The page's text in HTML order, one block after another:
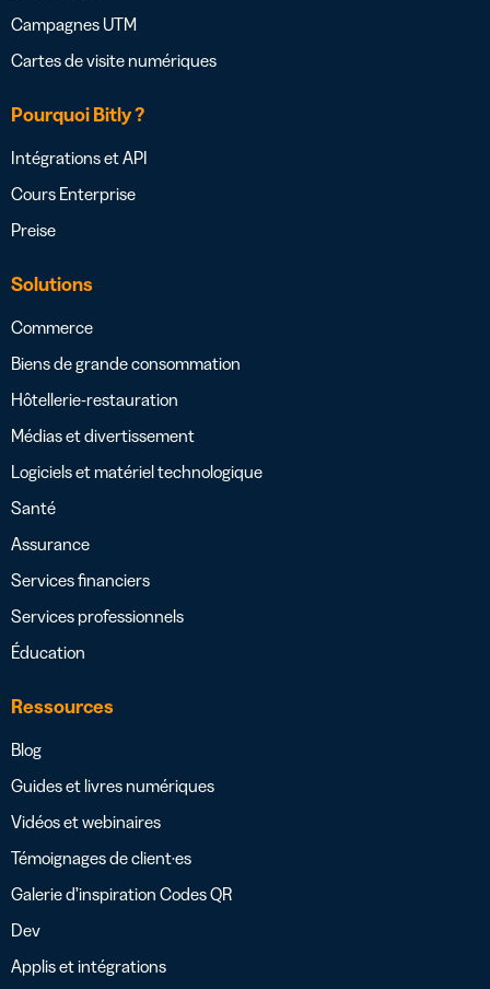
Campagnes UTM
Cartes de visite numériques
Pourquoi Bitly ?
Intégrations et API
Cours Enterprise
Preise
Solutions
Commerce
Biens de grande consommation
Hôtellerie-restauration
Médias et divertissement
Logiciels et matériel technologique
Santé
Assurance
Services financiers
Services professionnels
Éducation
Ressources
Blog
Guides et livres numériques
Vidéos et webinaires
Témoignages de client·es
Galerie d’inspiration Codes QR
Dev
Applis et intégrations